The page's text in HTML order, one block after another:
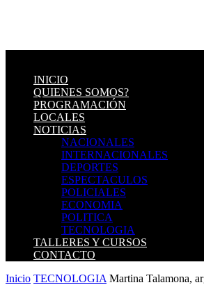
INICIO
QUIENES SOMOS?
PROGRAMACIÓN
LOCALES
NOTICIAS
NACIONALES
INTERNACIONALES
DEPORTES
ESPECTACULOS
POLICIALES
ECONOMIA
POLITICA
TECNOLOGIA
TALLERES Y CURSOS
CONTACTO
Inicio TECNOLOGIA Martina Talamona,